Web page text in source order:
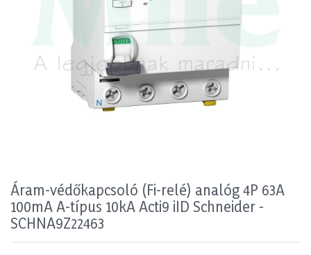
Áram-védőkapcsoló (Fi-relé) analóg 4P 63A
100mA A-típus 10kA Acti9 iID Schneider -
SCHNA9Z22463